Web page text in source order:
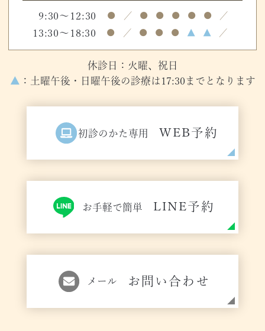
9:30～12:30 ● ／ ● ● ● ● ● ／
13:30～18:30 ● ／ ● ● ● ▲ ▲ ／
休診日：火曜、祝日
▲ ：土曜午後・日曜午後の診療は17:30までとなります
初診のかた専用 WEB予約
お手軽で簡単 LINE予約
メール お問い合わせ